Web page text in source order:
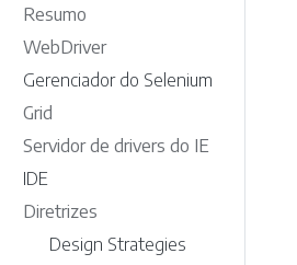
Resumo
WebDriver
Gerenciador do Selenium
Grid
Servidor de drivers do IE
IDE
Diretrizes
Design Strategies